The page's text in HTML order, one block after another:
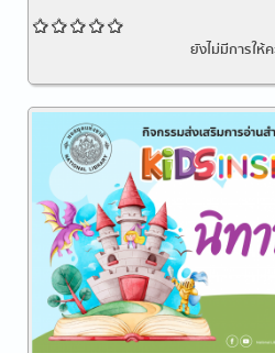
ยังไม่มีการให้